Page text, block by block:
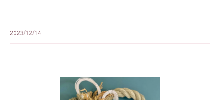
2023/12/14